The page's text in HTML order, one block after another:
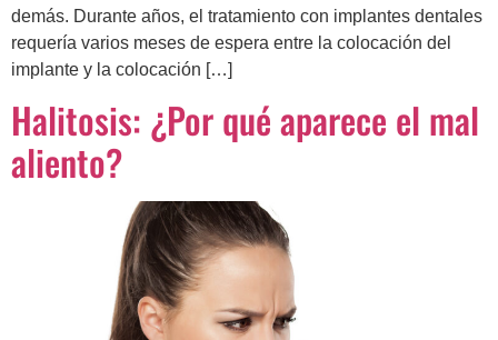
demás. Durante años, el tratamiento con implantes dentales
requería varios meses de espera entre la colocación del
implante y la colocación […]
Halitosis: ¿Por qué aparece el mal
aliento?